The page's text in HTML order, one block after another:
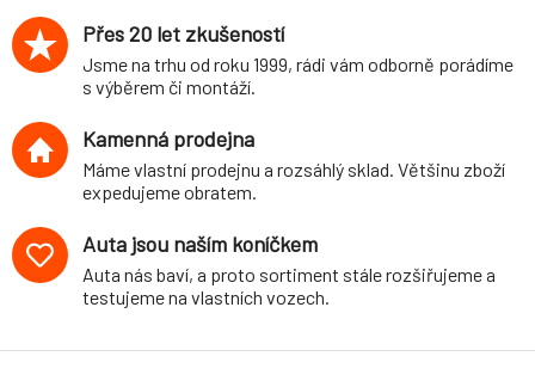
Přes 20 let zkušeností
Jsme na trhu od roku 1999, rádi vám odborně porádíme
s výběrem či montáží.
Kamenná prodejna
Máme vlastní prodejnu a rozsáhlý sklad. Většinu zboží
expedujeme obratem.
Auta jsou naším koníčkem
Auta nás baví, a proto sortiment stále rozšiřujeme a
testujeme na vlastních vozech.